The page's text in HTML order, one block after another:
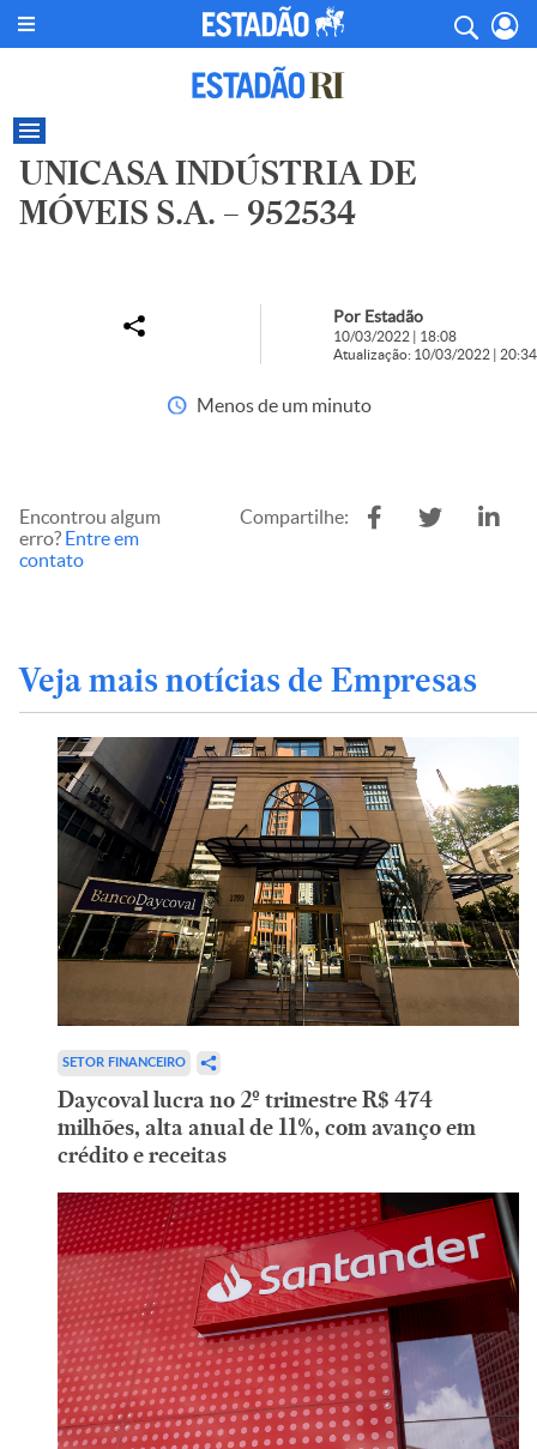
UNICASA INDÚSTRIA DE
MÓVEIS S.A. – 952534
Por Estadão
10/03/2022 | 18:08
Atualização: 10/03/2022 | 20:34
Menos de um minuto
Encontrou algum
erro? Entre em
contato
Compartilhe:
Veja mais notícias de Empresas
SETOR FINANCEIRO
Daycoval lucra no 2º trimestre R$ 474
milhões, alta anual de 11%, com avanço em
crédito e receitas